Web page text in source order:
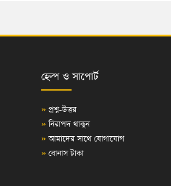
হেল্প ও সাপোর্ট
» প্রশ্ন-উত্তর
» নিরাপদ থাকুন
» আমাদের সাথে যোগাযোগ
» বোনাস টাকা